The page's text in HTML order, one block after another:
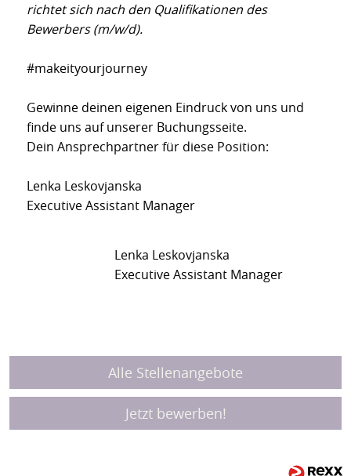
richtet sich nach den Qualifikationen des
Bewerbers (m/w/d).
#makeityourjourney
Gewinne deinen eigenen Eindruck von uns und
finde uns auf unserer Buchungsseite.
Dein Ansprechpartner für diese Position:
Lenka Leskovjanska
Executive Assistant Manager
Lenka Leskovjanska
Executive Assistant Manager
Alle Stellenangebote
Jetzt bewerben!